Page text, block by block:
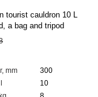
tourist cauldron 10 L
a bag and tripod
mm
300
10